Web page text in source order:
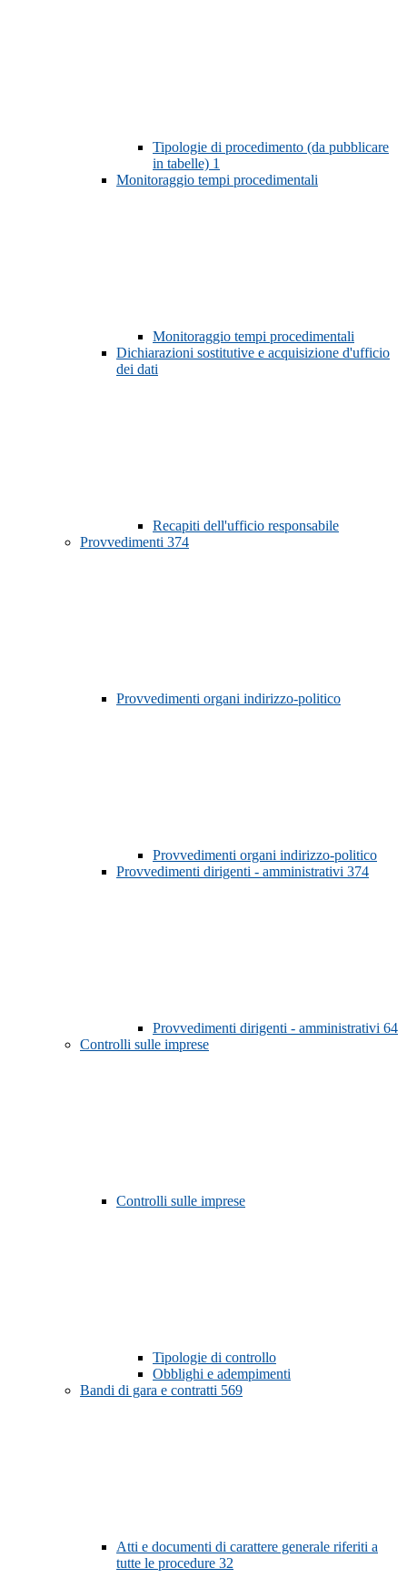
Tipologie di procedimento (da pubblicare
in tabelle) 1
Monitoraggio tempi procedimentali
Monitoraggio tempi procedimentali
Dichiarazioni sostitutive e acquisizione d'ufficio
dei dati
Recapiti dell'ufficio responsabile
Provvedimenti 374
Provvedimenti organi indirizzo-politico
Provvedimenti organi indirizzo-politico
Provvedimenti dirigenti - amministrativi 374
Provvedimenti dirigenti - amministrativi 64
Controlli sulle imprese
Controlli sulle imprese
Tipologie di controllo
Obblighi e adempimenti
Bandi di gara e contratti 569
Atti e documenti di carattere generale riferiti a
tutte le procedure 32